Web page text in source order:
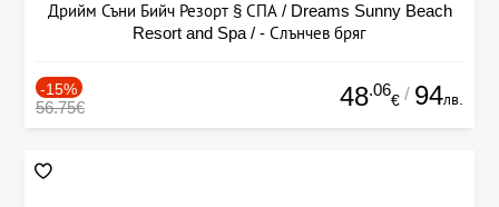
Дрийм Съни Бийч Резорт § СПА / Dreams Sunny Beach
Resort and Spa / - Слънчев бряг
-15%
56.75€ 48.06
€ / 94лв.